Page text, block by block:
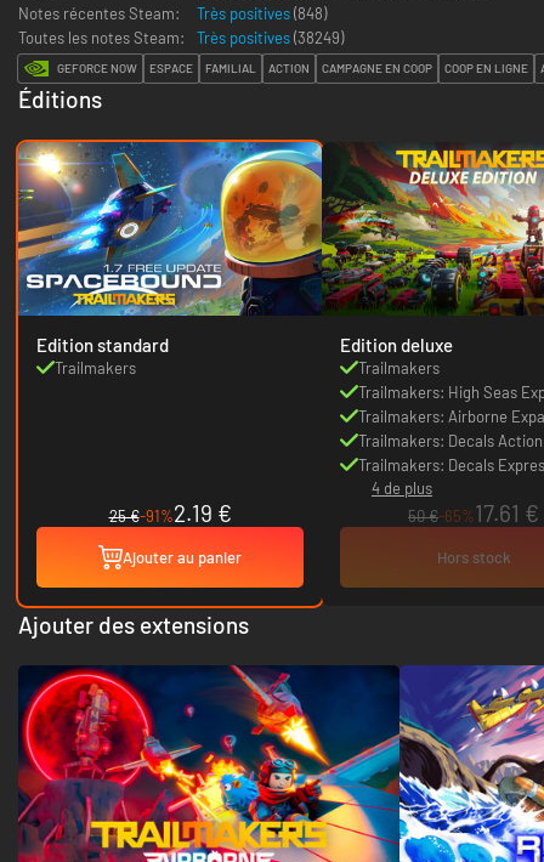
Notes récentes Steam:
Très positives(848)
Toutes les notes Steam:
Très positives(38249)
GEFORCE NOW ESPACE FAMILIAL ACTION CAMPAGNE EN COOP COOP EN LIGNE
Éditions
Edition standard
Trailmakers
25 €-91%2.19 €
Ajouter au panier
Edition deluxe
Trailmakers
Trailmakers: High Seas
Trailmakers: Airborne
Trailmakers: Decals
Trailmakers: Decals
Pack
4 de plus
50 €-65%17.61 €
Hors stock
Ajouter des extensions